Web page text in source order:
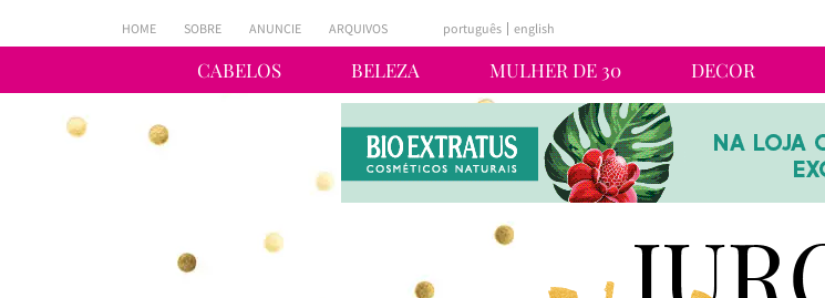
CABELOS BELEZA MULHER DE 30 DECOR
HOME SOBRE ANUNCIE ARQUIVOS português english